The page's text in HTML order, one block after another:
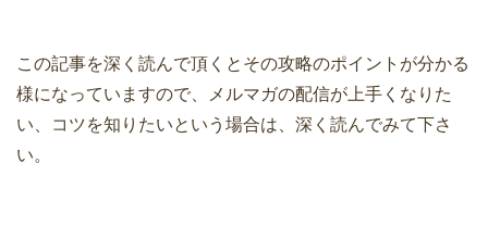
この記事を深く読んで頂くとその攻略のポイントが分かる
様になっていますので、メルマガの配信が上手くなりた
い、コツを知りたいという場合は、深く読んでみて下さ
い。